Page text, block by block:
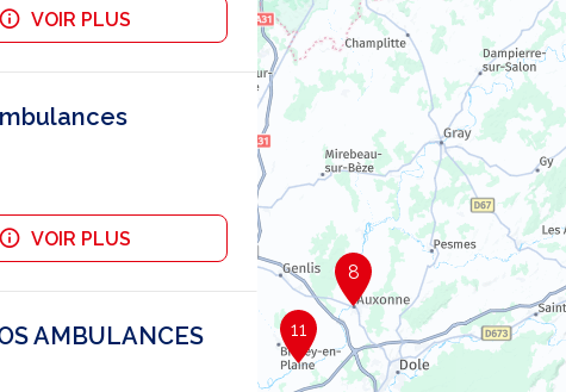
VOIR PLUS
VOIR PLUS
AMBULANCES 11
8